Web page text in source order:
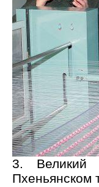
3. Великий
Пхеньянском